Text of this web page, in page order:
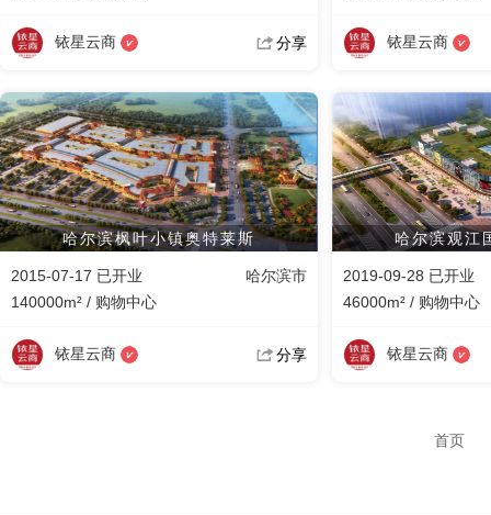
铱星云商 分享 铱星云商
哈尔滨枫叶小镇奥特莱斯
2015-07-17 已开业
哈尔滨市
140000m² / 购物中心
铱星云商 分享
哈尔滨观江
2019-09-28 已开业
46000m² / 购物中心
铱星云商
首页